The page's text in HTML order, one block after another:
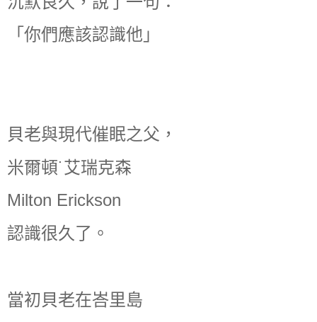
「你們應該認識他」
貝老與現代催眠之父，
米爾頓˙艾瑞克森
Milton Erickson
認識很久了。
當初貝老在峇里島